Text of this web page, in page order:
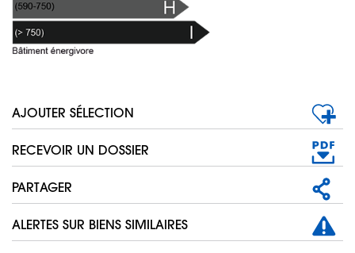
AJOUTER SÉLECTION
RECEVOIR UN DOSSIER
PARTAGER
ALERTES SUR BIENS SIMILAIRES